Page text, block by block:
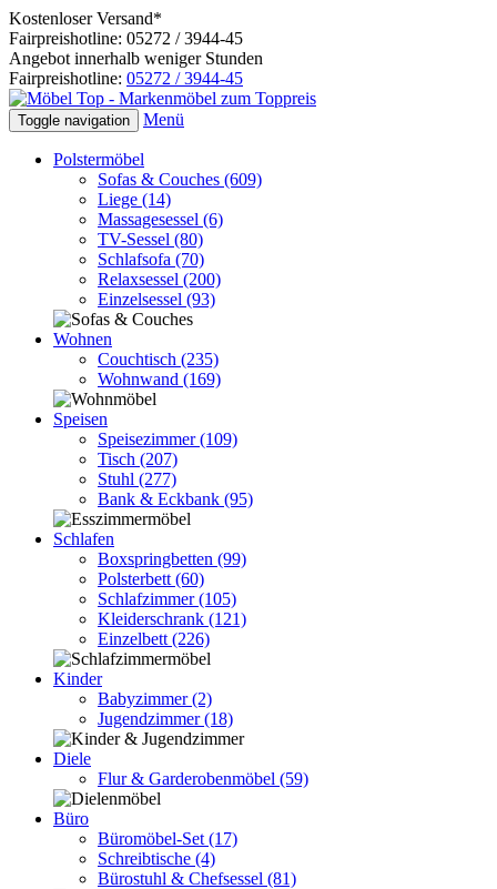
Kostenloser Versand*
Fairpreishotline: 05272 / 3944-45
Angebot innerhalb weniger Stunden
Fairpreishotline: 05272 / 3944-45
Toggle navigation Menü
Polstermöbel
Sofas & Couches (609)
Liege (14)
Massagesessel (6)
TV-Sessel (80)
Schlafsofa (70)
Relaxsessel (200)
Einzelsessel (93)
Wohnen
Couchtisch (235)
Wohnwand (169)
Speisen
Speisezimmer(109)
Tisch (207)
Stuhl (277)
Bank & Eckbank (95)
Schlafen
Boxspringbetten (99)
Polsterbett (60)
Schlafzimmer(105)
Kleiderschrank (121)
Einzelbett (226)
Kinder
Babyzimmer(2)
Jugendzimmer(18)
Diele
Flur & Garderobenmöbel (59)
Büro
Büromöbel-Set (17)
Schreibtische (4)
Bürostuhl & Chefsessel (81)